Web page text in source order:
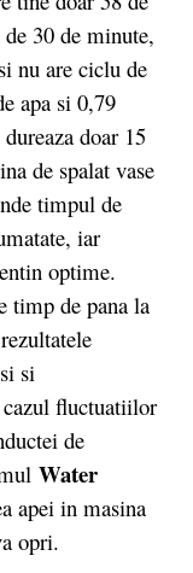
de 30 de minute,
nu are ciclu de
apa si 0,79
dureaza doar 15
de spalat vase
timpul de
iar
optime.
timp de pana la
si
fluctuatiilor
de
Water
apei in masina
opri.